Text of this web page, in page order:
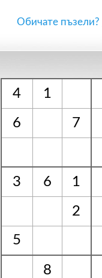
Обичате пъзели?
4 1
6 7
3 6 1
2
5
8